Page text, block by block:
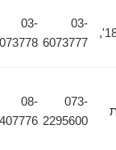
6073777
6073778
073-
2295600
9407776